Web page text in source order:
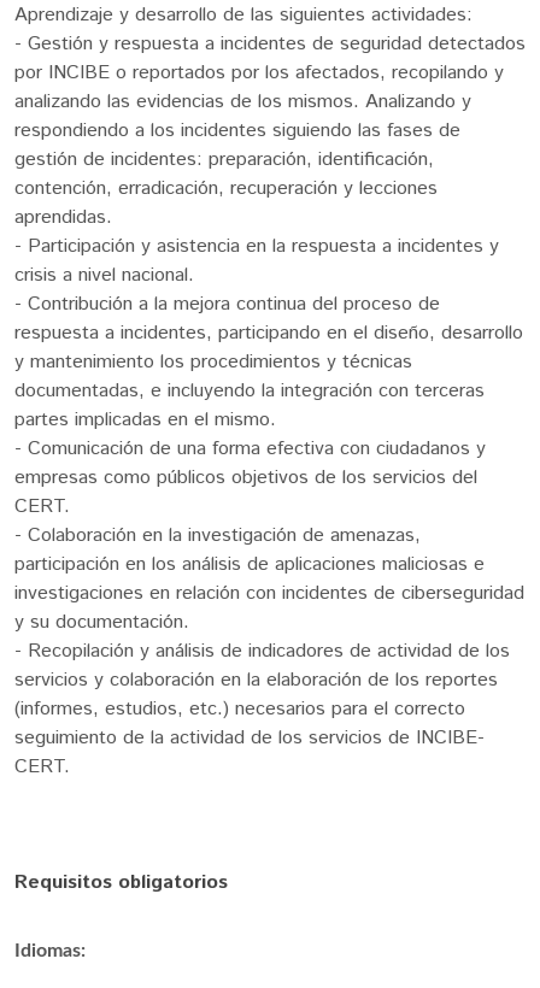
Aprendizaje y desarrollo de las siguientes actividades:
- Gestión y respuesta a incidentes de seguridad detectados
por INCIBE o reportados por los afectados, recopilando y
analizando las evidencias de los mismos. Analizando y
respondiendo a los incidentes siguiendo las fases de
gestión de incidentes: preparación, identificación,
contención, erradicación, recuperación y lecciones
aprendidas.
- Participación y asistencia en la respuesta a incidentes y
crisis a nivel nacional.
- Contribución a la mejora continua del proceso de
respuesta a incidentes, participando en el diseño, desarrollo
y mantenimiento los procedimientos y técnicas
documentadas, e incluyendo la integración con terceras
partes implicadas en el mismo.
- Comunicación de una forma efectiva con ciudadanos y
empresas como públicos objetivos de los servicios del
CERT.
- Colaboración en la investigación de amenazas,
participación en los análisis de aplicaciones maliciosas e
investigaciones en relación con incidentes de ciberseguridad
y su documentación.
- Recopilación y análisis de indicadores de actividad de los
servicios y colaboración en la elaboración de los reportes
(informes, estudios, etc.) necesarios para el correcto
seguimiento de la actividad de los servicios de INCIBE-
CERT.
Requisitos obligatorios
Idiomas: